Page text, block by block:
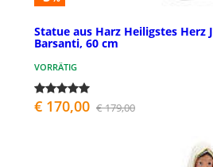
Statue aus Harz Heiligstes Herz
Barsanti, 60 cm
VORRÄTIG
€ 170,00 € 179,00